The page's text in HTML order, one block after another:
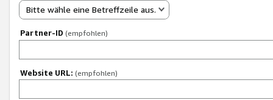
Bitte wähle eine Betreffzeile aus.
Partner-ID (empfohlen)
Website URL: (empfohlen)